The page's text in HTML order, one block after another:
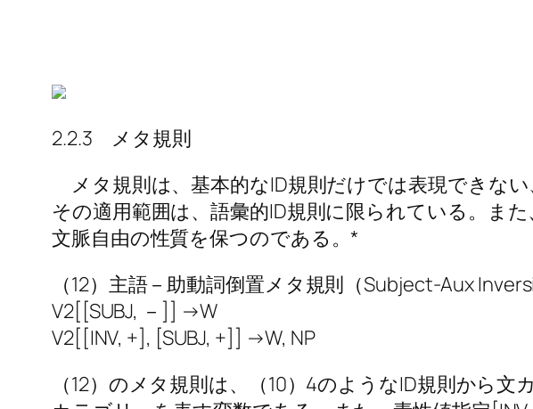
2.2.3 メタ規則
メタ規則は、基本的なID規則だけでは表現できな
その適用範囲は、語彙的ID規則に限られている。ま
文脈自由の性質を保つのである。*
（12）主語－助動詞倒置メタ規則（Subject-Aux
V2[[SUBJ, －]] →W
V2[[INV, +], [SUBJ, +]] →W, NP
（12）のメタ規則は、（10）4のようなID規則から